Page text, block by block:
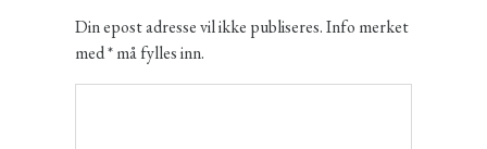
Din epost adresse vil ikke publiseres. Info merket
med * må fylles inn.